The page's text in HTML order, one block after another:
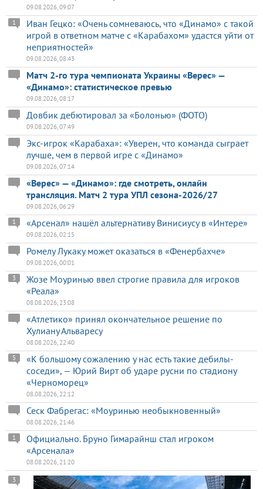
09.08.2026, 09:07
Иван Гецко: «Очень сомневаюсь, что «Динамо» с такой
игрой в ответном матче с «Карабахом» удастся уйти от
неприятностей»
1
09.08.2026, 08:43
Матч 2-го тура чемпионата Украины «Верес» —
«Динамо»: статистическое превью
09.08.2026, 08:17
Довбик дебютировал за «Болонью» (ФОТО)
09.08.2026, 07:49
Экс-игрок «Карабаха»: «Уверен, что команда сыграет
лучше, чем в первой игре с «Динамо»
09.08.2026, 07:14
«Верес» — «Динамо»: где смотреть, онлайн
трансляция. Матч 2 тура УПЛ сезона-2026/27
09.08.2026, 06:29
«Арсенал» нашёл альтернативу Винисиусу в «Интере»
1
09.08.2026, 02:15
Ромелу Лукаку может оказаться в «Фенербахче»
09.08.2026, 00:01
Жозе Моуринью ввел строгие правила для игроков
«Реала»
3
08.08.2026, 23:08
«Атлетико» принял окончательное решение по
Хулиану Альваресу
08.08.2026, 22:40
«К большому сожалению у нас есть такие дебилы-
соседи», — Юрий Вирт об ударе русни по стадиону
«Черноморец»
5
08.08.2026, 22:12
Сеск Фабрегас: «Моуринью необыкновенный»
08.08.2026, 21:46
Официально. Бруно Гимарайнш стал игроком
«Арсенала»
1
08.08.2026, 21:20
3